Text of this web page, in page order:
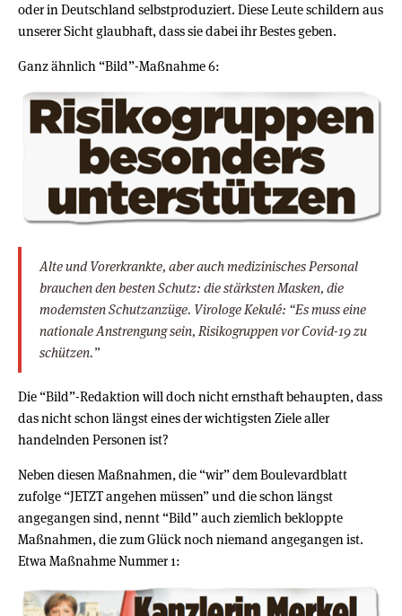
oder in Deutschland selbstproduziert. Diese Leute schildern aus
unserer Sicht glaubhaft, dass sie dabei ihr Bestes geben.
Ganz ähnlich “Bild”-Maßnahme 6:
Alte und Vorerkrankte, aber auch medizinisches Personal
brauchen den besten Schutz: die stärksten Masken, die
modernsten Schutzanzüge. Virologe Kekulé: “Es muss eine
nationale Anstrengung sein, Risikogruppen vor Covid-19 zu
schützen.”
Die “Bild”-Redaktion will doch nicht ernsthaft behaupten, dass
das nicht schon längst eines der wichtigsten Ziele aller
handelnden Personen ist?
Neben diesen Maßnahmen, die “wir” dem Boulevardblatt
zufolge “JETZT angehen müssen” und die schon längst
angegangen sind, nennt “Bild” auch ziemlich bekloppte
Maßnahmen, die zum Glück noch niemand angegangen ist.
Etwa Maßnahme Nummer 1: